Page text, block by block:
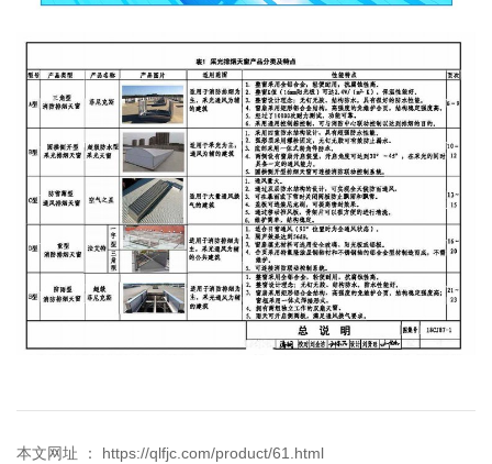
本文网址 ： https://qlfjc.com/product/61.html